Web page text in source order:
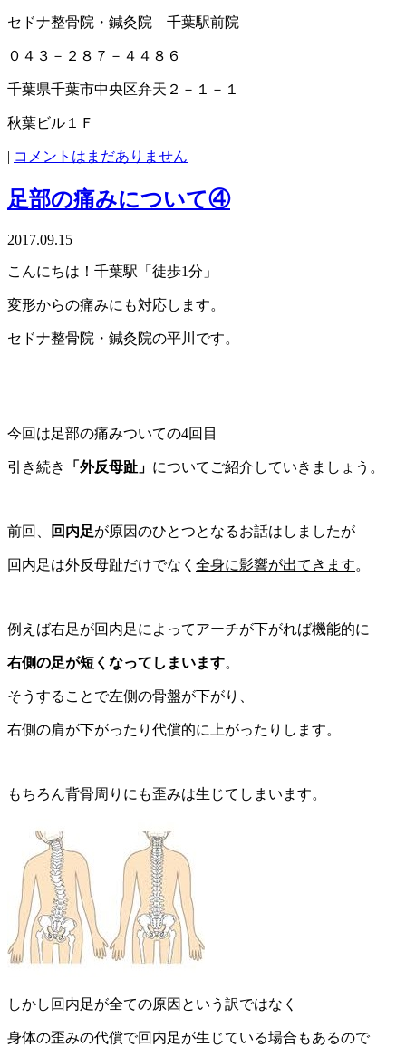
セドナ整骨院・鍼灸院 千葉駅前院
０４３－２８７－４４８６
千葉県千葉市中央区弁天２－１－１
秋葉ビル１Ｆ
| コメントはまだありません
足部の痛みについて④
2017.09.15
こんにちは！千葉駅「徒歩1分」
変形からの痛みにも対応します。
セドナ整骨院・鍼灸院の平川です。
今回は足部の痛みついての4回目
引き続き 「外反母趾」 についてご紹介していきましょう。
前回、 回内足が原因のひとつとなるお話はしましたが
回内足は外反母趾だけでなく 全身に影響が出てきます。
例えば右足が回内足によってアーチが下がれば機能的に
右側の足が短くなってしまいます。
そうすることで左側の骨盤が下がり、
右側の肩が下がったり代償的に上がったりします。
もちろん背骨周りにも歪みは生じてしまいます。
しかし回内足が全ての原因という訳ではなく
身体の歪みの代償で回内足が生じている場合もあるので